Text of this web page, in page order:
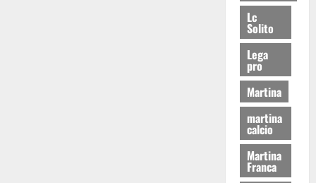
Lc
Solito
Lega
pro
Martina
martina
calcio
Martina
Franca